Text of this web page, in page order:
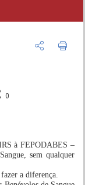
0
à FEPODABES –
sem qualquer
a diferença.